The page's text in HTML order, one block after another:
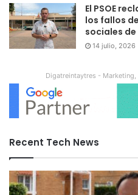
El PSOE
los fallos
sociales de
14 julio, 2026
Digatreintaytres -
Recent Tech News